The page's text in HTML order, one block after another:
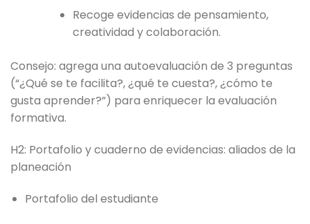
Recoge evidencias de pensamiento,
creatividad y colaboración.
Consejo: agrega una autoevaluación de 3 preguntas
(“¿Qué se te facilita?, ¿qué te cuesta?, ¿cómo te
gusta aprender?”) para enriquecer la evaluación
formativa.
H2: Portafolio y cuaderno de evidencias: aliados de la
planeación
Portafolio del estudiante